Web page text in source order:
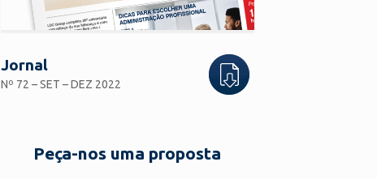
Jornal
Nº 72 – SET – DEZ 2022
Peça-nos uma proposta